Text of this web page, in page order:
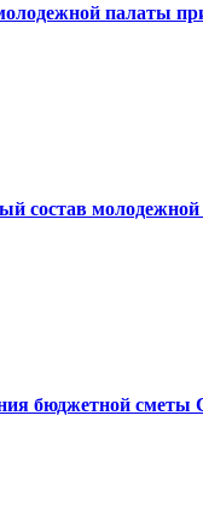
палаты
состав
бюджетной сметы